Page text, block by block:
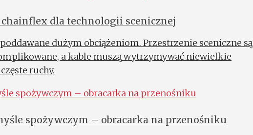
dla technologii scenicznej
dużym obciążeniom. Przestrzenie sceniczne są
a kable muszą wytrzymywać niewielkie
ruchy.
spożywczym – obracarka na przenośniku